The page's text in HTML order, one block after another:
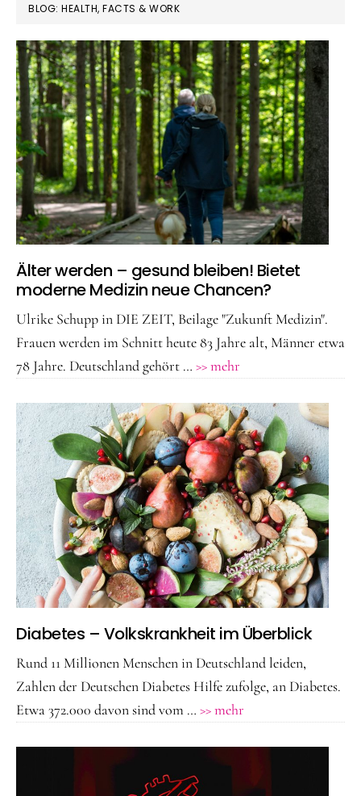
BLOG: HEALTH, FACTS & WORK
Älter werden – gesund bleiben! Bietet
moderne Medizin neue Chancen?
Ulrike Schupp in DIE ZEIT, Beilage "Zukunft Medizin".
Frauen werden im Schnitt heute 83 Jahre alt, Männer etwa
78 Jahre. Deutschland gehört … >> mehr
–
gesund
bleiben!
Bietet
moderne
Medizin
neue
Chancen?
Diabetes – Volkskrankheit im Überblick
Rund 11 Millionen Menschen in Deutschland leiden,
Zahlen der Deutschen Diabetes Hilfe zufolge, an Diabetes.
Etwa 372.000 davon sind vom … >> mehr